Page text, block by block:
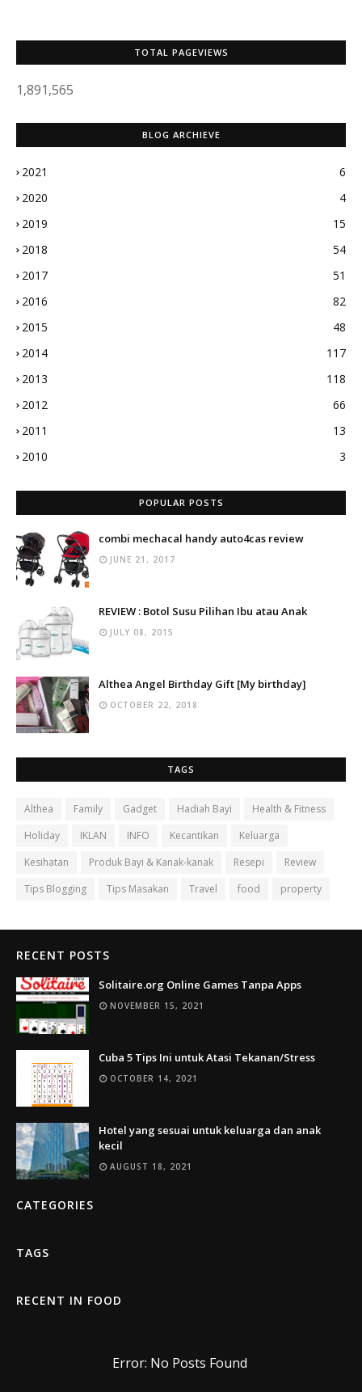
TOTAL PAGEVIEWS
1,891,565
BLOG ARCHIEVE
2021
6
2020
4
2019
15
2018
54
2017
51
2016
82
2015
48
2014
117
2013
118
2012
66
2011
13
2010
3
POPULAR POSTS
combi mechacal handy auto4cas review
JUNE 21, 2017
REVIEW : Botol Susu Pilihan Ibu atau Anak
JULY 08, 2015
Althea Angel Birthday Gift [My birthday]
OCTOBER 22, 2018
TAGS
Althea Family Gadget Hadiah Bayi
Health & Fitness
Holiday
IKLAN INFO Kecantikan
Keluarga
Kesihatan
Produk Bayi & Kanak-kanak Resepi
Review
Tips Blogging
Tips Masakan Travel food property
RECENT POSTS
Solitaire.org Online Games Tanpa Apps
NOVEMBER 15, 2021
Cuba 5 Tips Ini untuk Atasi Tekanan/Stress
OCTOBER 14, 2021
Hotel yang sesuai untuk keluarga dan anak
kecil
AUGUST 18, 2021
CATEGORIES
TAGS
RECENT IN FOOD
Error: No Posts Found